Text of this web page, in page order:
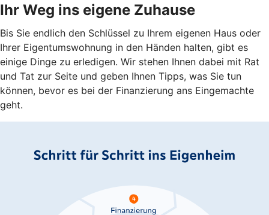
Ihr Weg ins eigene Zuhause
Bis Sie endlich den Schlüssel zu Ihrem eigenen Haus oder
Ihrer Eigentumswohnung in den Händen halten, gibt es
einige Dinge zu erledigen. Wir stehen Ihnen dabei mit Rat
und Tat zur Seite und geben Ihnen Tipps, was Sie tun
können, bevor es bei der Finanzierung ans Eingemachte
geht.